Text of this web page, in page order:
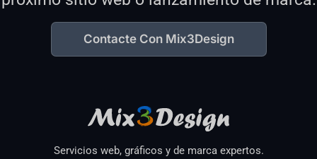
Contacte Con Mix3Design
Servicios web, gráficos y de marca expertos.